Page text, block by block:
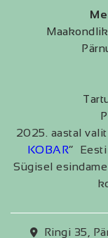
2025. aastal
KOBAR” Eesti
Sügisel
Ringi 35,